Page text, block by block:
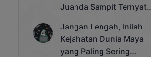
Juanda Sampit Ternyata
Jangan Lengah, Inilah
Kejahatan Dunia Maya
yang Paling Sering